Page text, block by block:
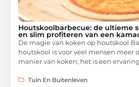
Houtskoolbarbecue: de ultieme
en slim profiteren van een
De magie van koken op houtskool
houtskool is voor veel mensen meer
manier van koken; het is een
Tuin En Buitenleven